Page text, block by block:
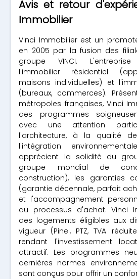
Avis et retour
Immobilier
Vinci Immobilier est un
en 2005 par la fusion des
groupe VINCI.
l'immobilier résidentiel
maisons individuelles) et
(bureaux, commerces).
métropoles françaises, Vinci
des programmes
avec une attention
l'architecture, à la qualité
l'intégration
apprécient la solidité du
groupe mondial de
construction), les garanties
(garantie décennale, parfait
et l'accompagnement
du processus d'achat. Vinci
des logements éligibles aux
vigueur (Pinel, PTZ, TVA
rendant l'investissement
attractif. Les programmes
dernières normes
sont conçus pour offrir un